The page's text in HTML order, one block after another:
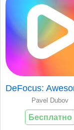
Pavel Dubov
Бесплатно